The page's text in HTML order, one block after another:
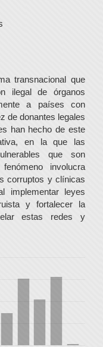
transnacional que
ilegal de órganos
a países con
de donantes legales
han hecho de este
en la que las
que son
involucra
corruptos y clínicas
implementar leyes
y fortalecer la
estas redes y